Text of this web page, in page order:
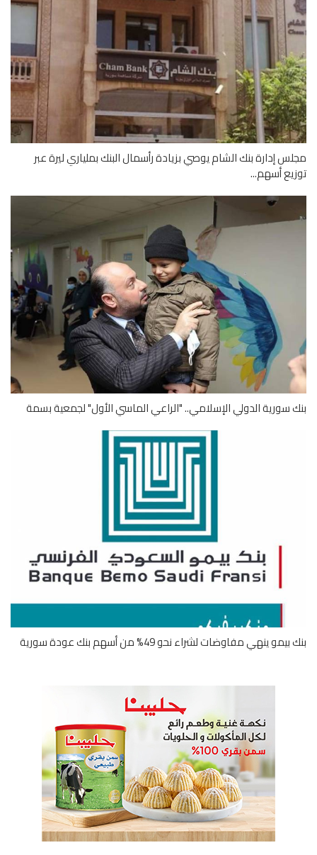
إدارة بنك الشام يوصي بزيادة رأسمال البنك بملياري ليرة عبر
أسهم...
سورية الدولي الإسلامي.. "الراعي الماسي الأول" لجمعية بسمة
ينهي مفاوضات لشراء نحو 49% من أسهم بنك عودة سورية